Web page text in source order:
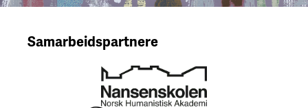
Samarbeidspartnere